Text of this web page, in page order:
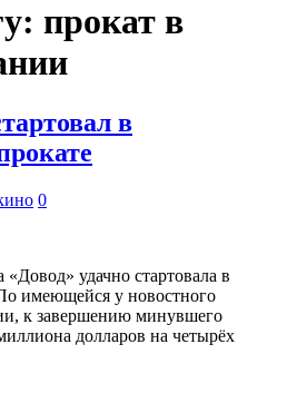
прокат в
в
0
удачно стартовала в
имеющейся у новостного
к завершению минувшего
долларов на четырёх